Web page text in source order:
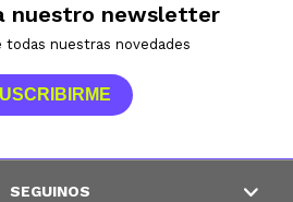
nuestro newsletter
nuestras novedades
SEGUINOS